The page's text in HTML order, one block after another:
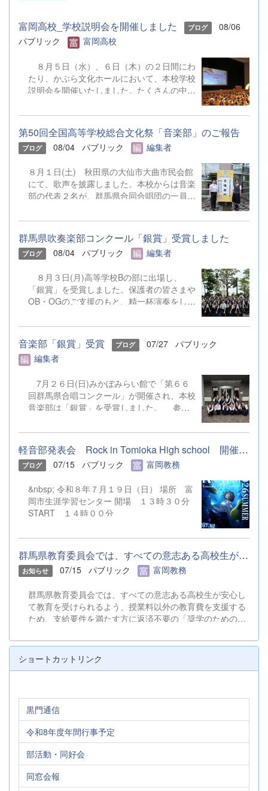
富岡高校_学校説明会を開催しました ブログ
08/06
パブリック
富岡高校
８月５日（水）、６日（木）の２日間にわ
たり、かぶら文化ホールにおいて、本校学校
説明会を開催いたしました。たくさんの中学
た。お忙しい中、ご来場ありがとうございま
した。 また、各日およそ80名のボランテ
ィアの生徒が各係業務や進行、学校紹介説
明、探究発表などの運営に携わりました。生
伝わっていれば幸いです。 &nbsp; &nbsp;
なお、本校は今年度、群馬県教育委員会か
らSAH+ Leading Schoolに認定されていま
断し、行動できる生徒の育成」に取り組んで
まいります。
第50回全国高等学校総合文化祭「音楽部」のご報告
ブログ 08/04 パブリック 編集者
８月１日(土) 秋田県の大仙市大曲市民会館
にて、歌声を披露しました。本校からは音楽
部の代表２名が、群馬県合同合唱団の一員と
群馬県吹奏楽部コンクール「銀賞」受賞しました
ブログ 08/04 パブリック 編集者
８月３日(月)高等学校Bの部に出場し、
「銀賞」を受賞しました。保護者の皆さまや
OB・OGのご支援のもと、精一杯演奏をして
うございました。 明日から本校吹奏楽部
は、ソロやアンサンブルのコンテストに向け
て始動します。引き続き、応援をよろしくお
願いいたします。 &nbsp; &nbsp; &nbsp;
音楽部「銀賞」受賞 ブログ 07/27
パブリック
編集者
7月２６日(日)みかぼみらい館で「第６６
回群馬県合唱コンクール」が開催され、本校
音楽部は「銀賞」を受賞しました。 参加
らず、美しいハーモニーと楽しそうに唱う姿
勢を各方面からお褒めいただきました。皆さ
んの声援を励みに、今後も心に響く歌声を届
けられるよう精進いたします。
軽音部発表会 Rock in Tomioka High school 開催します
ブログ 07/15 パブリック 富岡教務
&nbsp; 令和８年７月１９日（日） 場所 富
岡市生涯学習センター 開場 １３時３０分
START １４時００分
群馬県教育委員会では、すべての意志ある高校生が安心して教育を...
お知らせ 07/15 パブリック 富岡教務
群馬県教育委員会では、すべての意志ある高校生が安心し
て教育を受けられるよう、授業料以外の教育費を支援する
ため、支給要件を満たす方に返済不要の「奨学のための給
（国公立）のご案内」と「確認シート・住民税所得割の確
認方法」をご覧いただき、貴世帯が給付対象になると見込
まれ、給付を希望される場合は、期限までに申請してくだ
&nbsp; 【申請期限】 オンラインによる申請の場合
&rarr; 令和８年９月３０日（水）までに申請してくださ
い。 オンライン申請が困難な場合（紙申請） &rarr; 令
和８年９月１８日（金）までに申請書類を事務室へ提出し
てください。 &nbsp; &nbsp; ご不明な点等がある場合は、
事務室までお問い合わせください。 TEL：０２７４－６３
－００５３（受付時間：平日9:00～16:30） &nbsp; &nbsp;
〇必要に応じて、次の書類を印刷して使用してください。
ショートカットリンク
黒門通信
令和8年度年間行事予定
部活動・同好会
同窓会報